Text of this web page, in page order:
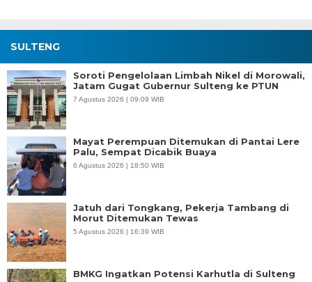
SULTENG
Soroti Pengelolaan Limbah Nikel di Morowali,
Jatam Gugat Gubernur Sulteng ke PTUN
7 Agustus 2026 | 09:09 WIB
Mayat Perempuan Ditemukan di Pantai Lere
Palu, Sempat Dicabik Buaya
6 Agustus 2026 | 18:50 WIB
Jatuh dari Tongkang, Pekerja Tambang di
Morut Ditemukan Tewas
5 Agustus 2026 | 16:39 WIB
BMKG Ingatkan Potensi Karhutla di Sulteng